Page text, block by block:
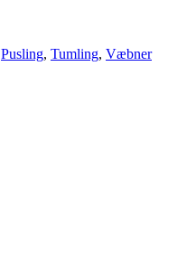
Pusling, Tumling, Væbner